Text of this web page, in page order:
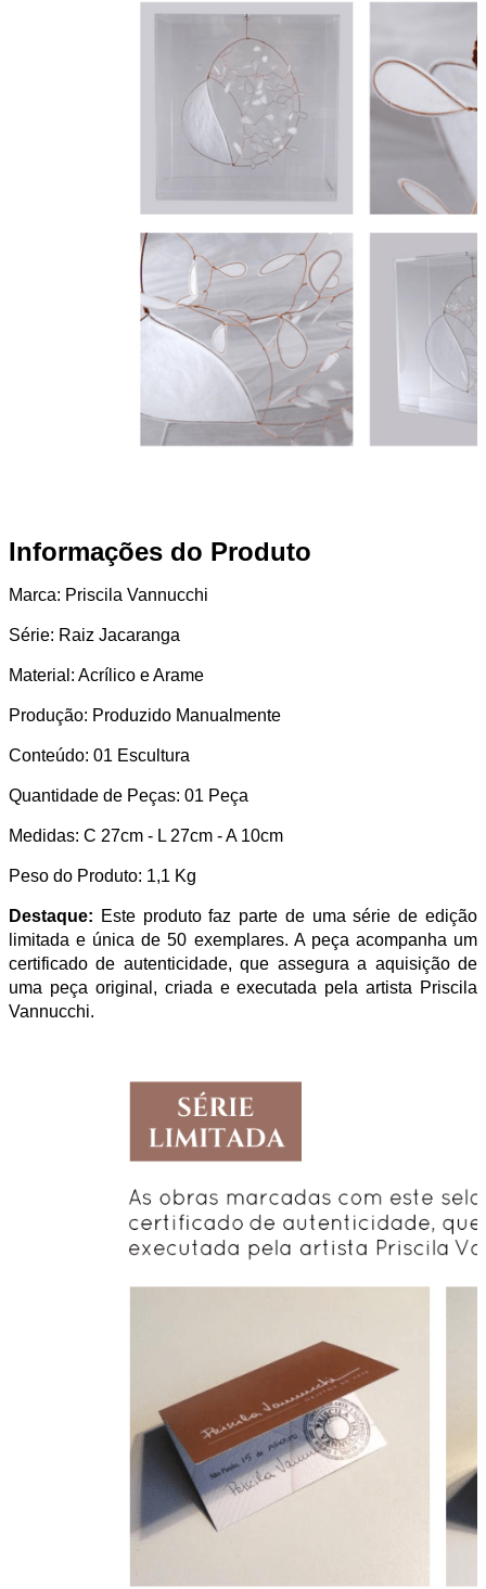
Informações do Produto
Marca: Priscila Vannucchi
Série: Raiz Jacaranga
Material: Acrílico e Arame
Produção: Produzido Manualmente
Conteúdo: 01 Escultura
Quantidade de Peças: 01 Peça
Medidas: C 27cm - L 27cm - A 10cm
Peso do Produto: 1,1 Kg
Destaque: Este produto faz parte de uma série de edição
limitada e única de 50 exemplares. A peça acompanha um
certificado de autenticidade, que assegura a aquisição de
uma peça original, criada e executada pela artista Priscila
Vannucchi.